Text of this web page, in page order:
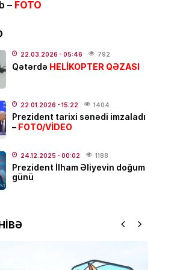
- 00:12
Ad günü keçirilən generalın
oldu
sabiq nazir vəfat
– FOTO
22.03.2026 - 05:46 792
Qətərdə HELİKOPTER QƏZASI
22.01.2026 - 15:22 1404
Prezident tarixi sənədi imzaladı
– FOTO/VİDEO
24.12.2025 - 00:02 1188
Prezident İlham Əliyevin doğum
günü